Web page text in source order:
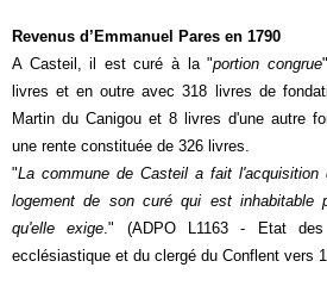
Revenus d’Emmanuel Pares en 1790
A Casteil, il est curé à la "portion congrue
livres et en outre avec 318 livres de
Martin du Canigou et 8 livres d'une autre
une rente constituée de 326 livres.
"La commune de Casteil a fait l'acquisition
logement de son curé qui est inhabitable
qu'elle exige." (ADPO L1163 - Etat des
ecclésiastique et du clergé du Conflent vers